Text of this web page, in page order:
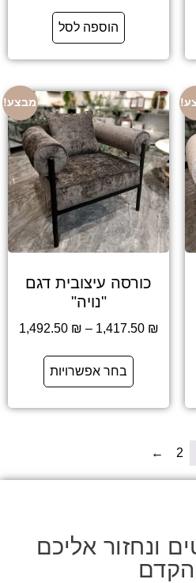
הוספה לסל
מבצע!
כורסה עיצובית דגם
"נויה"
1,417.50 ₪
–
1,492.50 ₪
בחר אפשרויות
2
←
ונחזור אליכם